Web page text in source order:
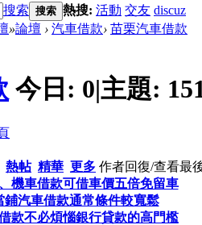
搜索 搜索 熱搜: 活動 交友 discuz
»論壇 › 汽車借款› 苗栗汽車借款
今日: 0|主題:
熱帖 精華 更多 作者回復/查看最
機車借款可借車價五倍免留車
鋪汽車借款通常條件較寬鬆
款不必煩惱銀行貸款的高門檻